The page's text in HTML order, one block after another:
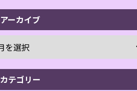
アーカイブ
カテゴリー